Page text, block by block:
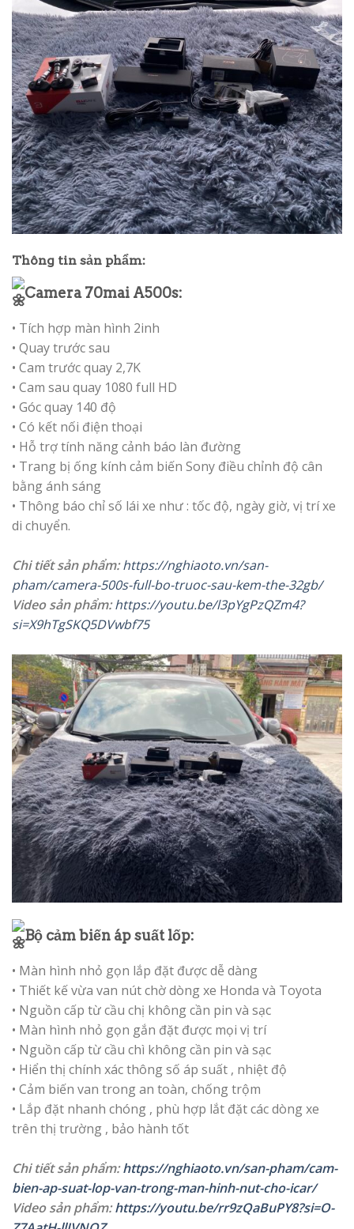
Thông tin sản phẩm:
Camera 70mai A500s:
• Tích hợp màn hình 2inh
• Quay trước sau
• Cam trước quay 2,7K
• Cam sau quay 1080 full HD
• Góc quay 140 độ
• Có kết nối điện thoại
• Hỗ trợ tính năng cảnh báo làn đường
• Trang bị ống kính cảm biến Sony điều chỉnh độ cân
bằng ánh sáng
• Thông báo chỉ số lái xe như : tốc độ, ngày giờ, vị trí xe
di chuyển.
Chi tiết sản phẩm: https://nghiaoto.vn/san-
pham/camera-500s-full-bo-truoc-sau-kem-the-32gb/
Video sản phẩm: https://youtu.be/l3pYgPzQZm4?
si=X9hTgSKQ5DVwbf75
Bộ cảm biến áp suất lốp:
• Màn hình nhỏ gọn lắp đặt được dễ dàng
• Thiết kế vừa van nút chờ dòng xe Honda và Toyota
• Nguồn cấp từ cầu chị không cần pin và sạc
• Màn hình nhỏ gọn gắn đặt được mọi vị trí
• Nguồn cấp từ cầu chì không cần pin và sạc
• Hiển thị chính xác thông số áp suất , nhiệt độ
• Cảm biến van trong an toàn, chống trộm
• Lắp đặt nhanh chóng , phù hợp lắt đặt các dòng xe
trên thị trường , bảo hành tốt
Chi tiết sản phẩm:https://nghiaoto.vn/san-pham/cam-
bien-ap-suat-lop-van-trong-man-hinh-nut-cho-icar/
Video sản phẩm:https://youtu.be/rr9zQaBuPY8?si=O-